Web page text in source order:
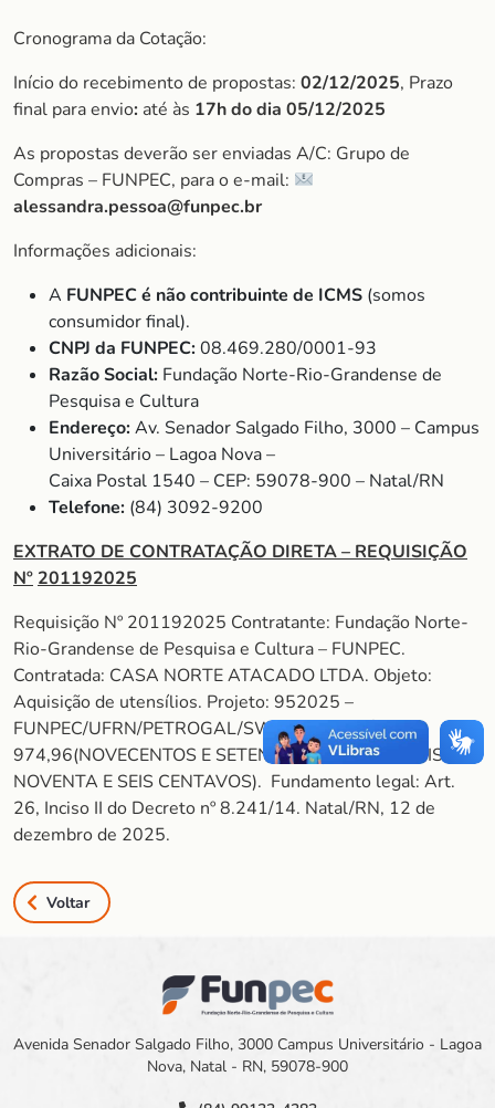
Cronograma da Cotação:
Início do recebimento de propostas: 02/12/2025, Prazo
final para envio: até às 17h do dia 05/12/2025
As propostas deverão ser enviadas A/C: Grupo de
Compras – FUNPEC, para o e-mail:
alessandra.pessoa@funpec.br
Informações adicionais:
A FUNPEC é não contribuinte de ICMS (somos
consumidor final).
CNPJ da FUNPEC:08.469.280/0001-93
Razão Social: Fundação Norte-Rio-Grandense de
Pesquisa e Cultura
Endereço:Av. Senador Salgado Filho, 3000 – Campus
Universitário – Lagoa Nova –
Caixa Postal 1540 – CEP: 59078-900 – Natal/RN
Telefone: (84) 3092-9200
EXTRATO DE CONTRATAÇÃO DIRETA – REQUISIÇÃO
Nº 201192025
Requisição Nº 201192025 Contratante: Fundação Norte-
Rio-Grandense de Pesquisa e Cultura – FUNPEC.
Contratada: CASA NORTE ATACADO LTDA. Objeto:
Aquisição de utensílios. Projeto: 952025 –
FUNPEC/UFRN/PETROGAL/SWAF. Valor: R$
974,96(NOVECENTOS E SETENTA E QUATRO REAIS E
NOVENTA E SEIS CENTAVOS). Fundamento legal: Art.
26, Inciso II do Decreto nº 8.241/14. Natal/RN, 12 de
dezembro de 2025.
Voltar
Avenida Senador Salgado Filho, 3000 Campus Universitário - Lagoa
Nova, Natal - RN, 59078-900